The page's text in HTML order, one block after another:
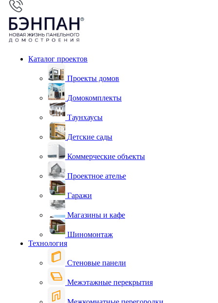
Каталог проектов
Проекты домов
Домокомплекты
Таунхаусы
Детские сады
Коммерческие объекты
Проектное ателье
Гаражи
Магазины и кафе
Шиномонтаж
Технология
Стеновые панели
Межэтажные перекрытия